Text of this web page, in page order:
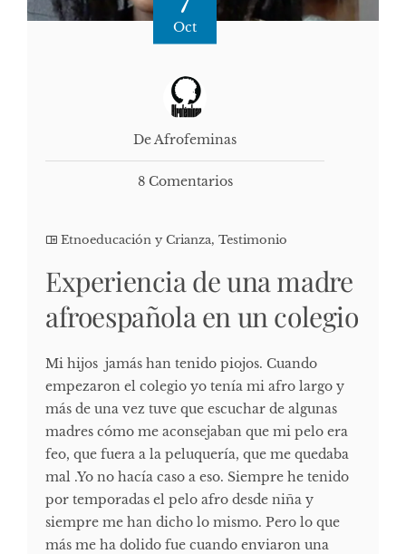
Oct
De Afrofeminas
8 Comentarios
Etnoeducación y Crianza, Testimonio
Experiencia de una madre
afroespañola en un colegio
Mi hijos jamás han tenido piojos. Cuando
empezaron el colegio yo tenía mi afro largo y
más de una vez tuve que escuchar de algunas
madres cómo me aconsejaban que mi pelo era
feo, que fuera a la peluquería, que me quedaba
mal .Yo no hacía caso a eso. Siempre he tenido
por temporadas el pelo afro desde niña y
siempre me han dicho lo mismo. Pero lo que
más me ha dolido fue cuando enviaron una